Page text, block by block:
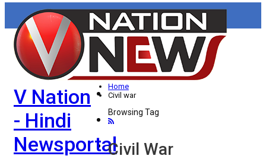
V Nation
- Hindi
Newsportal
HOME
ताज़ा खबरें
देश
विदेश
राज्य
उत्तर प्रदेश
Home
Civil war
Browsing Tag
Civil War